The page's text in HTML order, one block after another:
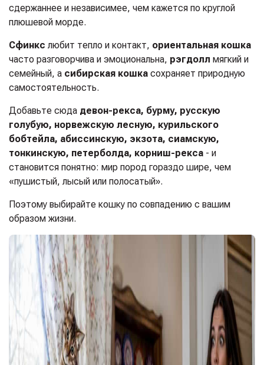
сдержаннее и независимее, чем кажется по круглой
плюшевой морде.
Сфинкс любит тепло и контакт, ориентальная кошка
часто разговорчива и эмоциональна, рэгдолл мягкий и
семейный, а сибирская кошка сохраняет природную
самостоятельность.
Добавьте сюда девон-рекса, бурму, русскую
голубую, норвежскую лесную, курильского
бобтейла, абиссинскую, экзота, сиамскую,
тонкинскую, петерболда, корниш-рекса - и
становится понятно: мир пород гораздо шире, чем
«пушистый, лысый или полосатый».
Поэтому выбирайте кошку по совпадению с вашим
образом жизни.